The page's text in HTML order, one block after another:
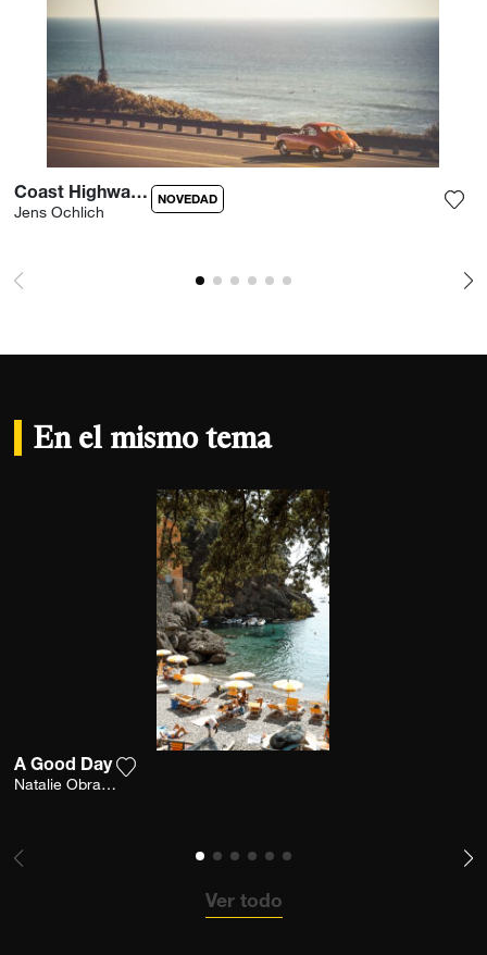
Coast Highway Porsche
Jens Ochlich
NOVEDAD
En el mismo tema
A Good Day
Natalie Obradovich
Ver todo